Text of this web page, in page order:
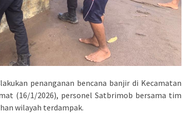
penanganan bencana banjir di Kecamatan
(16/1/2026), personel Satbrimob bersama tim
wilayah terdampak.